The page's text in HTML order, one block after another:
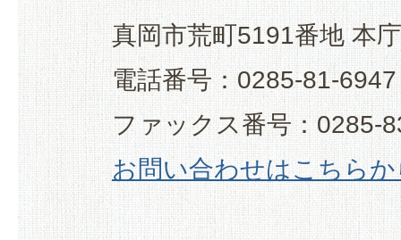
真岡市荒町5191番地 本
電話番号：0285-81-6947
ファックス番号：0285-
お問い合わせはこちら